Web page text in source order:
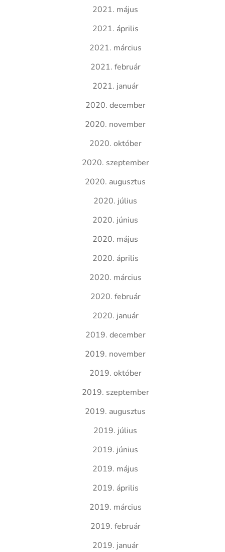
2021. május
2021. április
2021. március
2021. február
2021. január
2020. december
2020. november
2020. október
2020. szeptember
2020. augusztus
2020. július
2020. június
2020. május
2020. április
2020. március
2020. február
2020. január
2019. december
2019. november
2019. október
2019. szeptember
2019. augusztus
2019. július
2019. június
2019. május
2019. április
2019. március
2019. február
2019. január